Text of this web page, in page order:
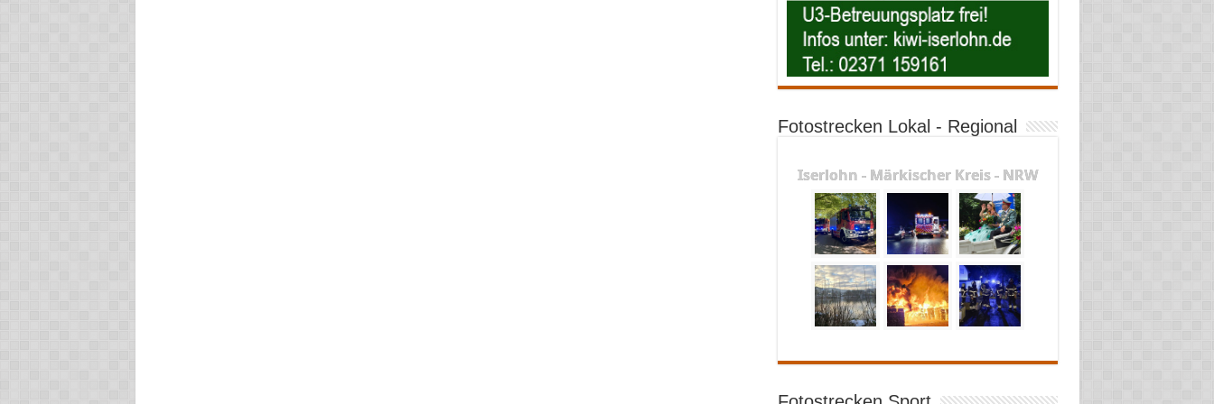
Fotostrecken Lokal - Regional
Iserlohn - Märkischer Kreis - NRW